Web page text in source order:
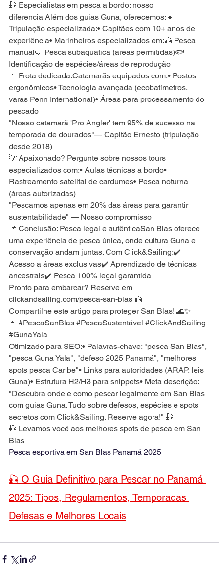
🎣 Especialistas em pesca a bordo: nosso
diferencialAlém dos guias Guna, oferecemos:🔹
Tripulação especializada:• Capitães com 10+ anos de
experiência• Marinheiros especializados em:🎣 Pesca
manual🤿 Pesca subaquática (áreas permitidas)🐟
Identificação de espécies/áreas de reprodução
🔹 Frota dedicada:Catamarãs equipados com:• Postos
ergonômicos• Tecnologia avançada (ecobatímetros,
varas Penn International)• Áreas para processamento do
pescado
"Nosso catamarã 'Pro Angler' tem 95% de sucesso na
temporada de dourados"— Capitão Ernesto (tripulação
desde 2018)
💡 Apaixonado? Pergunte sobre nossos tours
especializados com:• Aulas técnicas a bordo•
Rastreamento satelital de cardumes• Pesca noturna
(áreas autorizadas)
"Pescamos apenas em 20% das áreas para garantir
sustentabilidade" — Nosso compromisso
📌 Conclusão: Pesca legal e autênticaSan Blas oferece
uma experiência de pesca única, onde cultura Guna e
conservação andam juntas. Com Click&Sailing:✔️
Acesso a áreas exclusivas✔️ Aprendizado de técnicas
ancestrais✔️ Pesca 100% legal garantida
Pronto para embarcar? Reserve em
clickandsailing.com/pesca-san-blas 🎣
Compartilhe este artigo para proteger San Blas! 🌊✨
🔹 #PescaSanBlas #PescaSustentável #ClickAndSailing
#GunaYala
Otimizado para SEO:• Palavras-chave: "pesca San Blas",
"pesca Guna Yala", "defeso 2025 Panamá", "melhores
spots pesca Caribe"• Links para autoridades (ARAP, leis
Guna)• Estrutura H2/H3 para snippets• Meta descrição:
"Descubra onde e como pescar legalmente em San Blas
com guias Guna. Tudo sobre defesos, espécies e spots
secretos com Click&Sailing. Reserve agora!" 🎣
🎣 Levamos você aos melhores spots de pesca em San
Blas
Pesca esportiva em San Blas Panamá 2025
🎣 O Guia Definitivo para Pescar no Panamá
2025: Tipos, Regulamentos, Temporadas
Defesas e Melhores Locais